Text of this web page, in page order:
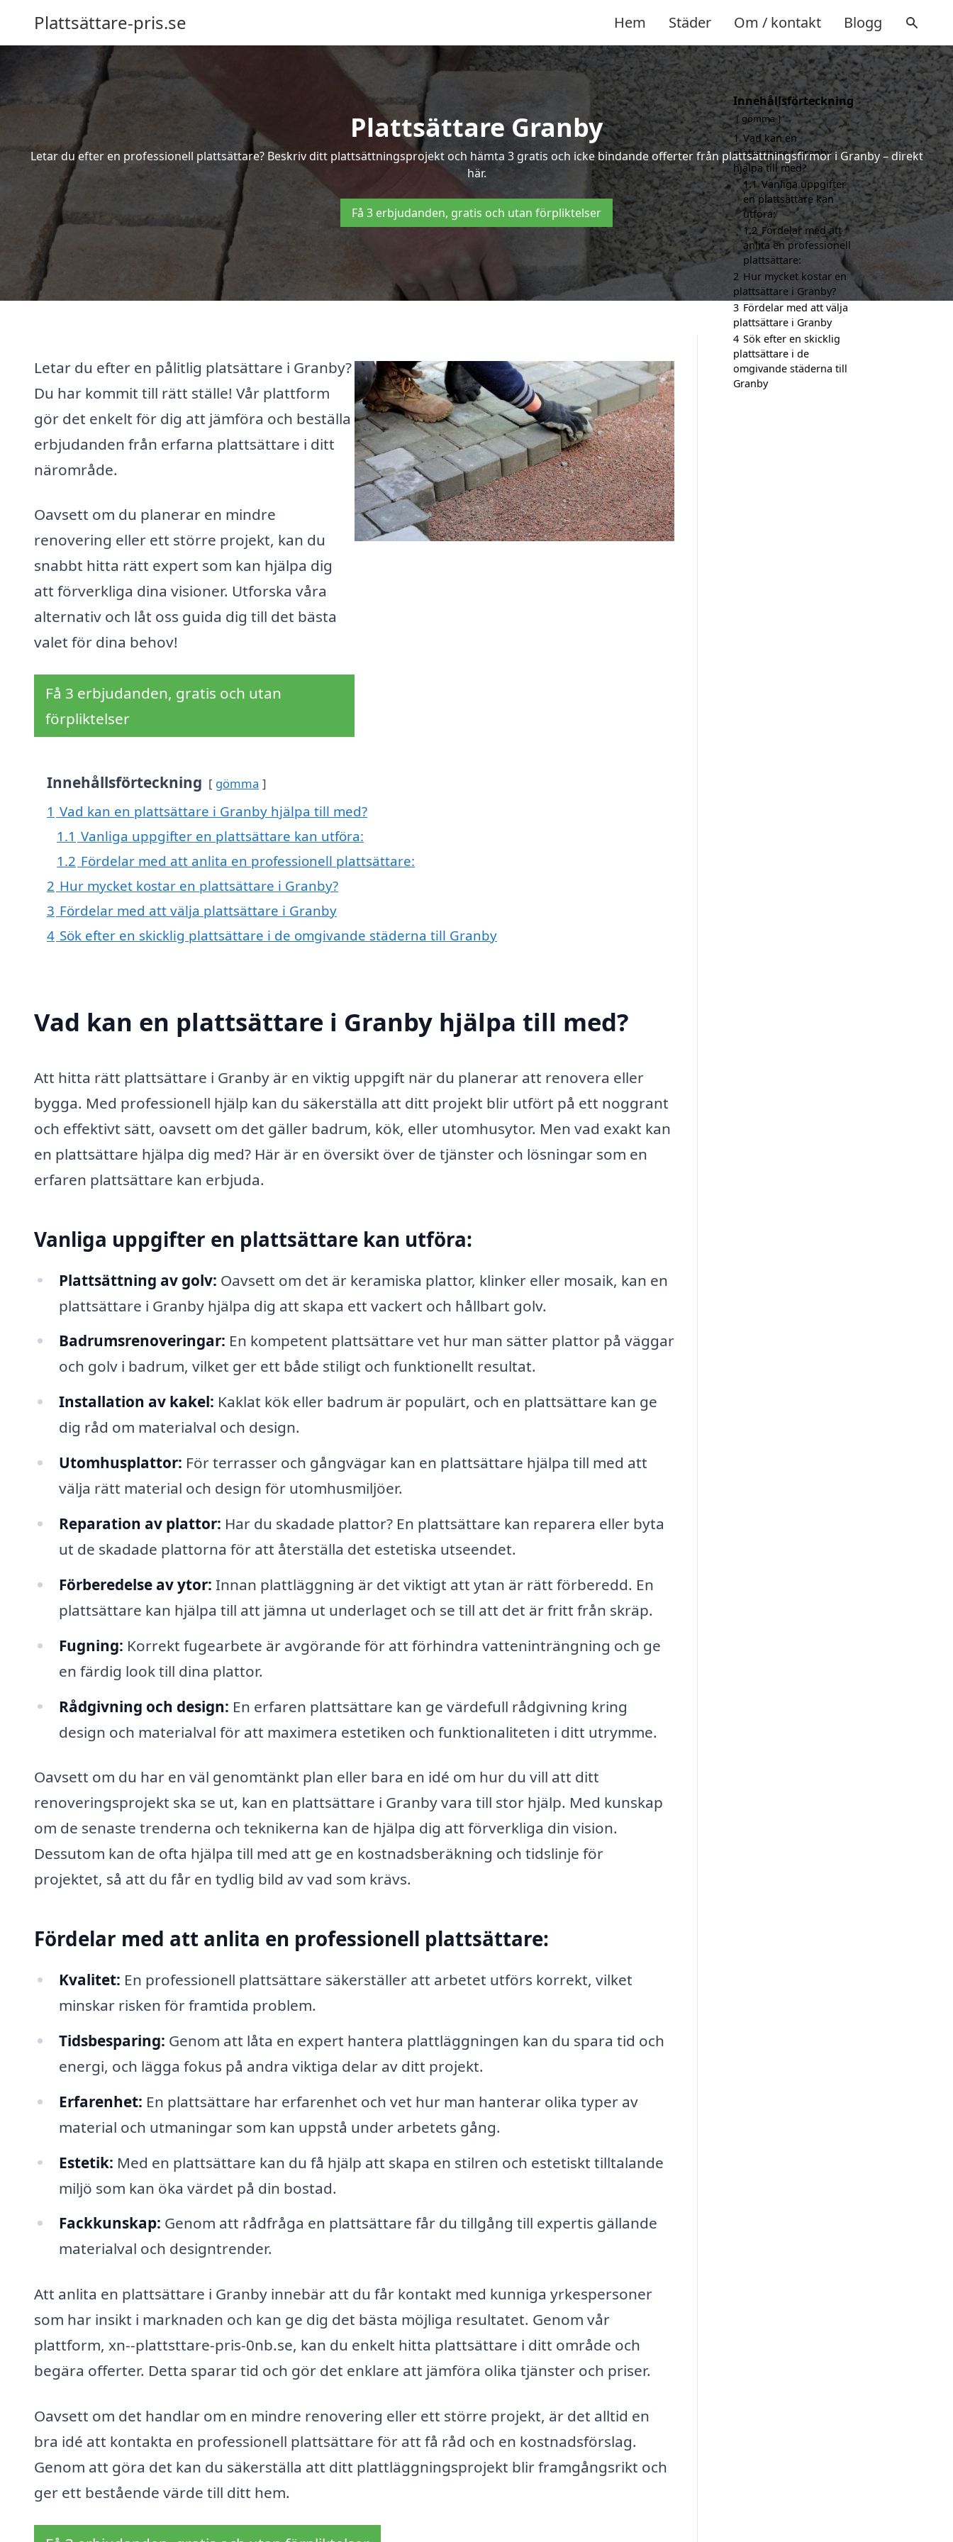
Plattsättare-pris.se Hem Städer Om / kontakt Blogg
Plattsättare Granby
Letar du efter en professionell plattsättare? Beskriv ditt plattsättningsprojekt och hämta 3 gratis och icke bindande offerter från plattsättningsfirmor i Granby – direkt
här.
Få 3 erbjudanden, gratis och utan förpliktelser
Letar du efter en pålitlig platsättare i Granby?
Du har kommit till rätt ställe! Vår plattform
gör det enkelt för dig att jämföra och beställa
erbjudanden från erfarna plattsättare i ditt
närområde.
Oavsett om du planerar en mindre
renovering eller ett större projekt, kan du
snabbt hitta rätt expert som kan hjälpa dig
att förverkliga dina visioner. Utforska våra
alternativ och låt oss guida dig till det bästa
valet för dina behov!
Få 3 erbjudanden, gratis och utan
förpliktelser
Innehållsförteckning gömma
1 Vad kan en plattsättare i Granby hjälpa till med?
1.1 Vanliga uppgifter en plattsättare kan utföra:
1.2 Fördelar med att anlita en professionell plattsättare:
2 Hur mycket kostar en plattsättare i Granby?
3 Fördelar med att välja plattsättare i Granby
4 Sök efter en skicklig plattsättare i de omgivande städerna till Granby
Vad kan en plattsättare i Granby hjälpa till med?
Att hitta rätt plattsättare i Granby är en viktig uppgift när du planerar att renovera eller
bygga. Med professionell hjälp kan du säkerställa att ditt projekt blir utfört på ett noggrant
och effektivt sätt, oavsett om det gäller badrum, kök, eller utomhusytor. Men vad exakt kan
en plattsättare hjälpa dig med? Här är en översikt över de tjänster och lösningar som en
erfaren plattsättare kan erbjuda.
Vanliga uppgifter en plattsättare kan utföra:
Plattsättning av golv: Oavsett om det är keramiska plattor, klinker eller mosaik, kan en
plattsättare i Granby hjälpa dig att skapa ett vackert och hållbart golv.
Badrumsrenoveringar: En kompetent plattsättare vet hur man sätter plattor på väggar
och golv i badrum, vilket ger ett både stiligt och funktionellt resultat.
Installation av kakel: Kaklat kök eller badrum är populärt, och en plattsättare kan ge
dig råd om materialval och design.
Utomhusplattor: För terrasser och gångvägar kan en plattsättare hjälpa till med att
välja rätt material och design för utomhusmiljöer.
Reparation av plattor: Har du skadade plattor? En plattsättare kan reparera eller byta
ut de skadade plattorna för att återställa det estetiska utseendet.
Förberedelse av ytor: Innan plattläggning är det viktigt att ytan är rätt förberedd. En
plattsättare kan hjälpa till att jämna ut underlaget och se till att det är fritt från skräp.
Fugning: Korrekt fugearbete är avgörande för att förhindra vatteninträngning och ge
en färdig look till dina plattor.
Rådgivning och design: En erfaren plattsättare kan ge värdefull rådgivning kring
design och materialval för att maximera estetiken och funktionaliteten i ditt utrymme.
Oavsett om du har en väl genomtänkt plan eller bara en idé om hur du vill att ditt
renoveringsprojekt ska se ut, kan en plattsättare i Granby vara till stor hjälp. Med kunskap
om de senaste trenderna och teknikerna kan de hjälpa dig att förverkliga din vision.
Dessutom kan de ofta hjälpa till med att ge en kostnadsberäkning och tidslinje för
projektet, så att du får en tydlig bild av vad som krävs.
Fördelar med att anlita en professionell plattsättare:
Kvalitet: En professionell plattsättare säkerställer att arbetet utförs korrekt, vilket
minskar risken för framtida problem.
Tidsbesparing: Genom att låta en expert hantera plattläggningen kan du spara tid och
energi, och lägga fokus på andra viktiga delar av ditt projekt.
Erfarenhet: En plattsättare har erfarenhet och vet hur man hanterar olika typer av
material och utmaningar som kan uppstå under arbetets gång.
Estetik: Med en plattsättare kan du få hjälp att skapa en stilren och estetiskt tilltalande
miljö som kan öka värdet på din bostad.
Fackkunskap: Genom att rådfråga en plattsättare får du tillgång till expertis gällande
materialval och designtrender.
Att anlita en plattsättare i Granby innebär att du får kontakt med kunniga yrkespersoner
som har insikt i marknaden och kan ge dig det bästa möjliga resultatet. Genom vår
plattform, xn--plattsttare-pris-0nb.se, kan du enkelt hitta plattsättare i ditt område och
begära offerter. Detta sparar tid och gör det enklare att jämföra olika tjänster och priser.
Oavsett om det handlar om en mindre renovering eller ett större projekt, är det alltid en
bra idé att kontakta en professionell plattsättare för att få råd och en kostnadsförslag.
Genom att göra det kan du säkerställa att ditt plattläggningsprojekt blir framgångsrikt och
ger ett bestående värde till ditt hem.
Innehållsförteckning
gömma
1 Vad kan en
plattsättare i Granby
hjälpa till med?
1.1 Vanliga uppgifter
en plattsättare kan
utföra:
1.2 Fördelar med att
anlita en professionell
plattsättare:
2 Hur mycket kostar en
plattsättare i Granby?
3 Fördelar med att välja
plattsättare i Granby
4 Sök efter en skicklig
plattsättare i de
omgivande städerna till
Granby